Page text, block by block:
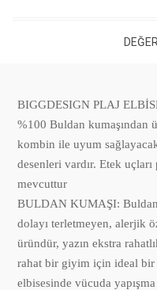
BIGGDESIGN PLAJ
%100 Buldan kumaşından
kombin ile uyum
desenleri vardır. Etek
mevcuttur
BULDAN KUMAŞI: Buldan
dolayı terletmeyen, alerjik
üründür, yazın ekstra
rahat bir giyim için ideal
elbisesinde vücuda